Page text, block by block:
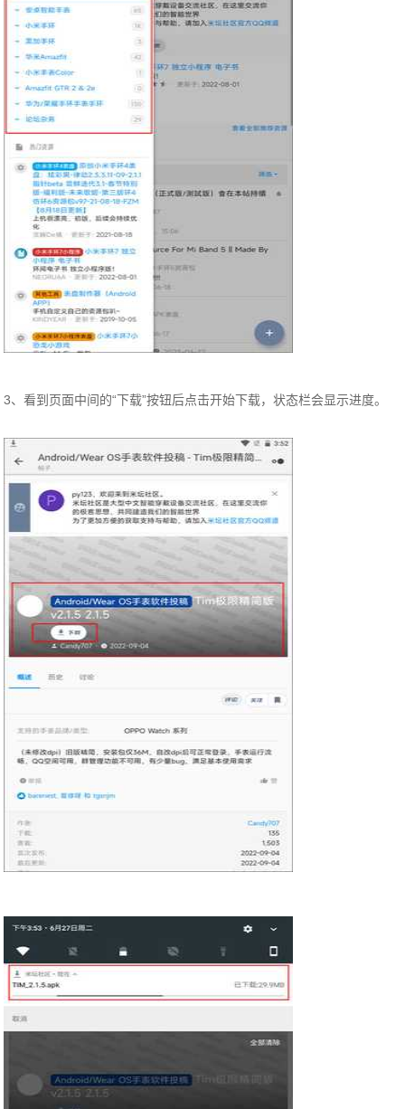
3、看到页面中间的“下载”按钮后点击开始下载，状态栏会显示进度。